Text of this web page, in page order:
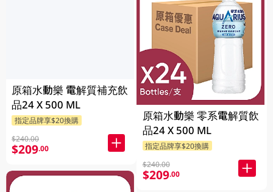
原箱水動樂 電解質補充飲
品24 X 500 ML
指定品牌享$20換購
$240.00
$209.00
原箱水動樂 零系電解質飲
品24 X 500 ML
指定品牌享$20換購
$240.00
$209.00